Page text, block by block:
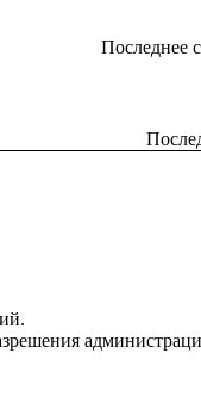
Последнее